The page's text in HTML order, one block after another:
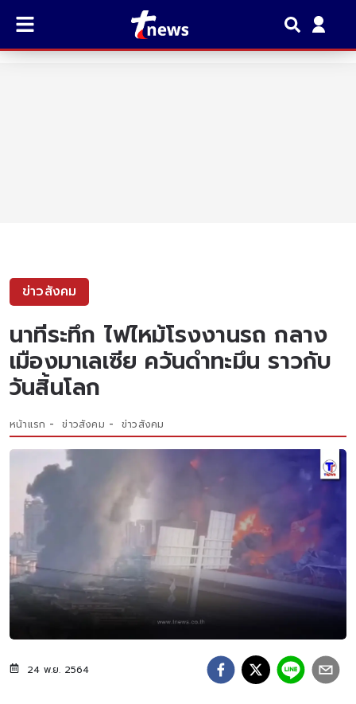
ข่าวสังคม
นาทีระทึก ไฟไหม้โรงงานรถ กลาง
เมืองมาเลเซีย ควันดำทะมึน ราวกับ
วันสิ้นโลก
หน้าแรก ข่าวสังคม ข่าวสังคม
24 พ.ย. 2564